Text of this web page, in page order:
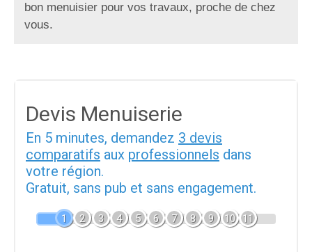
bon menuisier pour vos travaux, proche de chez
vous.
Devis Menuiserie
En 5 minutes, demandez 3 devis
comparatifs aux professionnels dans
votre région.
Gratuit, sans pub et sans engagement.
1 2 3 4 5 6 7 8 9 10 11